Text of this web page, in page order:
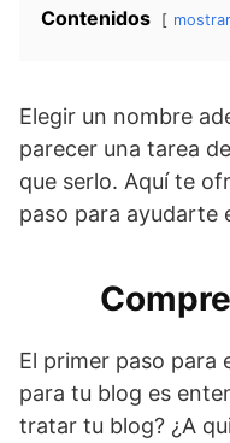
Contenidos mostrar
Elegir un nombre
parecer una tarea
que serlo. Aquí te
paso para ayudarte
El primer paso para
para tu blog es
tratar tu blog? ¿A